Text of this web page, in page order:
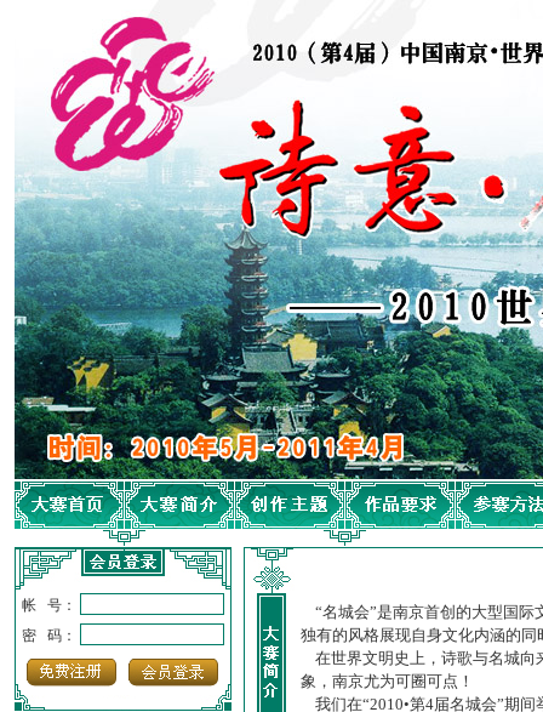
帐 号：
密 码：
“名城会”是南京首创的大型国际
独有的风格展现自身文化内涵的
在世界文明史上，诗歌与名城向
象，南京尤为可圈可点！
我们在“2010•第4届名城会”期